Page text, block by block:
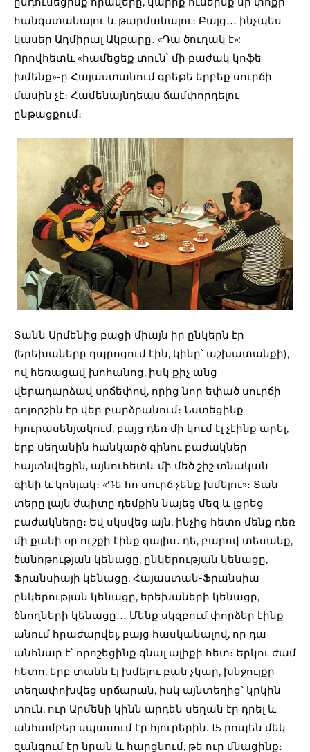
հանգստանալու և թարմանալու։ Բայց․․․ ինչպես
կասեր Ադմիրալ Ակբարը․ «Դա ծուղակ է»:
Որովհետև «համեցեք տուն՝ մի բաժակ կոֆե
խմենք»-ը Հայաստանում գրեթե երբեք սուրճի
մասին չէ։ Համենայնդեպս ճամփորդելու
ընթացքում։
Տանն Արմենից բացի միայն իր ընկերն էր
(երեխաները դպրոցում էին, կինը՝ աշխատանքի),
ով հեռացավ խոհանոց, իսկ քիչ անց
վերադարձավ սրճեփով, որից նոր եփած սուրճի
գոլորշին էր վեր բարձրանում։ Նստեցինք
հյուրասենյակում, բայց դեռ մի կում էլ չէինք արել,
երբ սեղանին հանկարծ գինու բաժակներ
հայտնվեցին, այնուհետև մի մեծ շիշ տնական
գինի և կոնյակ։ «Դե հո սուրճ չենք խմելու»։ Տան
տերը լայն ժպիտը դեմքին նայեց մեզ և լցրեց
բաժակները։ Եվ սկսվեց այն, ինչից հետո մենք դեռ
մի քանի օր ուշքի էինք գալիս․ դե, բարով տեսանք,
ծանոթության կենացը, ընկերության կենացը,
Ֆրանսիայի կենացը, Հայաստան-Ֆրանսիա
ընկերության կենացը, երեխաների կենացը,
ծնողների կենացը․․․ Մենք սկզբում փորձեր էինք
անում հրաժարվել, բայց հասկանալով, որ դա
անհնար է՝ որոշեցինք գնալ ալիքի հետ։ Երկու ժամ
հետո, երբ տանն էլ խմելու բան չկար, խնջույքը
տեղափոխվեց սրճարան, իսկ այնտեղից՝ կրկին
տուն, ուր Արմենի կինն արդեն սեղան էր դրել և
անհամբեր սպասում էր հյուրերին. 15 րոպեն մեկ
զանգում էր նրան և հարցնում, թե ուր մնացինք։